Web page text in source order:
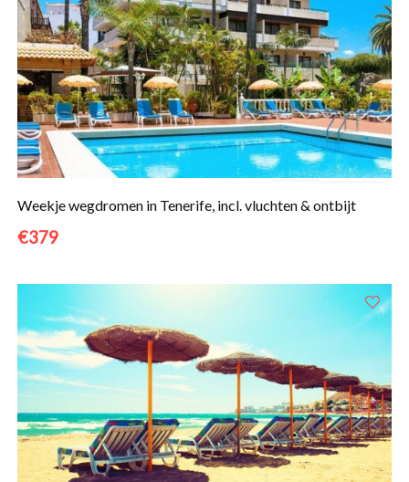
Weekje wegdromen in Tenerife, incl. vluchten & ontbijt
€379